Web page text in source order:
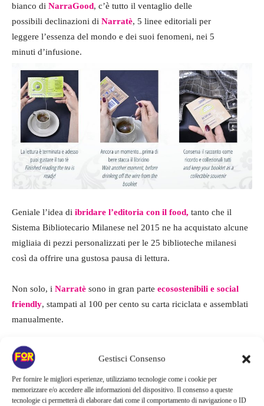
Gestisci Consenso
Per fornire le migliori esperienze, utilizziamo tecnologie come i cookie per
memorizzare e/o accedere alle informazioni del dispositivo. Il consenso a queste
tecnologie ci permetterà di elaborare dati come il comportamento di navigazione o ID
bianco di NarraGood, c’è tutto il ventaglio delle
possibili declinazioni di Narratè, 5 linee editoriali per
leggere l’essenza del mondo e dei suoi fenomeni, nei 5
minuti d’infusione.
Geniale l’idea di ibridare l’editoria con il food, tanto che il
Sistema Bibliotecario Milanese nel 2015 ne ha acquistato alcune
migliaia di pezzi personalizzati per le 25 biblioteche milanesi
così da offrire una gustosa pausa di lettura.
Non solo, i Narratè sono in gran parte ecosostenibili e social
friendly, stampati al 100 per cento su carta riciclata e assemblati
manualmente.
Ed ecco serivito il nuovo modo di immergersi nella lettura.
TAGS booklovers letteratura lettura Libri romanzi te